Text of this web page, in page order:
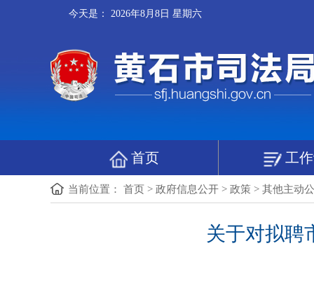
今天是： 2026年8月8日 星期六
首页 工
当前位置： 首页 > 政府信息公开 > 政策 > 其他主动
关于对拟聘